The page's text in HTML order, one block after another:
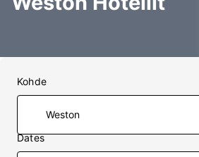
Kohde
Dates